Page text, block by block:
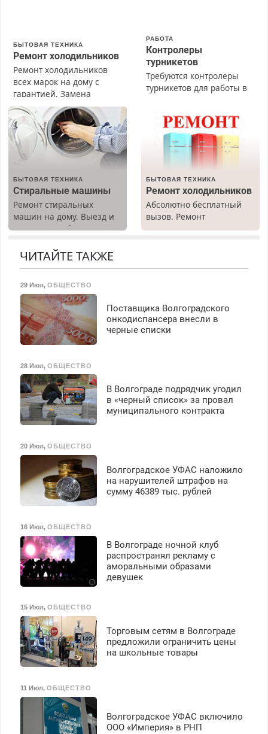
БЫТОВАЯ ТЕХНИКА
Ремонт холодильников
Ремонт холодильников
всех марок на дому с
гарантией. Замена
резины. Качественно.
Недорого. Без выходных.
Все районы. Скидка.
Вызов бесплатный.
РАБОТА
Контролеры
турникетов
Требуются контролеры
турникетов для работы в
Прием по ТК РФ. График
работы любой.
Бесплатное проживание.
З/п – до 96000 рублей до
Ежемесячно
выплачивается денежная
премия. Возможно
бесплатное обучение,
получение документов,
безопасности с з/п до
БЫТОВАЯ ТЕХНИКА
Стиральные машины
Ремонт стиральных
машин на дому. Выезд и
диагностика бесплатно.
БЫТОВАЯ ТЕХНИКА
Ремонт холодильников
Абсолютно бесплатный
вызов. Ремонт
холодильников всех
ЧИТАЙТЕ ТАКЖЕ
29 Июл, ОБЩЕСТВО
Поставщика Волгоградского
онкодиспансера внесли в
черные списки
28 Июл, ОБЩЕСТВО
В Волгограде подрядчик угодил
в «черный список» за провал
муниципального контракта
20 Июл, ОБЩЕСТВО
Волгоградское УФАС наложило
на нарушителей штрафов на
сумму 46389 тыс. рублей
16 Июл, ОБЩЕСТВО
В Волгограде ночной клуб
распространял рекламу с
аморальными образами
девушек
15 Июл, ОБЩЕСТВО
Торговым сетям в Волгограде
предложили ограничить цены
на школьные товары
11 Июл, ОБЩЕСТВО
Волгоградское УФАС включило
ООО «Империя» в РНП